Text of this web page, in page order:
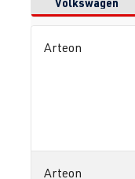
Arteon
Arteon